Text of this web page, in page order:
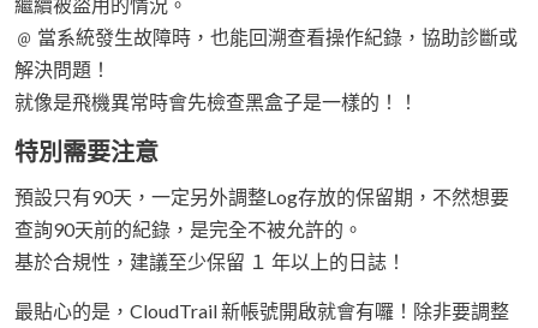
繼續被盜用的情況。
﹫ 當系統發生故障時，也能回溯查看操作紀錄，協助診斷或
解決問題！
就像是飛機異常時會先檢查黑盒子是一樣的！！
特別需要注意
預設只有90天，一定另外調整Log存放的保留期，不然想要
查詢90天前的紀錄，是完全不被允許的。
基於合規性，建議至少保留 １ 年以上的日誌！
最貼心的是，CloudTrail 新帳號開啟就會有囉！除非要調整